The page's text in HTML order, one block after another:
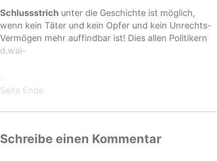
Schlussstrich unter die Geschichte ist möglich,
wenn kein Täter und kein Opfer und kein Unrechts-
Vermögen mehr auffindbar ist! Dies allen Politikern
d.wal-
v
Seite Ende
Schreibe einen Kommentar